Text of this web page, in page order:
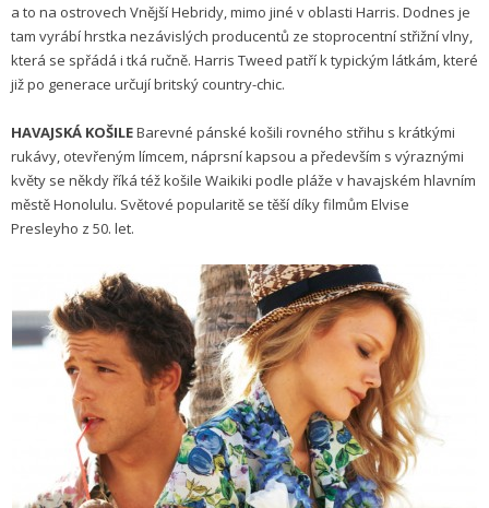
a to na ostrovech Vnější Hebridy, mimo jiné v oblasti Harris. Dodnes je
tam vyrábí hrstka nezávislých producentů ze stoprocentní střižní vlny,
která se spřádá i tká ručně. Harris Tweed patří k typickým látkám, které
již po generace určují britský country-chic.
HAVAJSKÁ KOŠILEBarevné pánské košili rovného střihu s krátkými
rukávy, otevřeným límcem, náprsní kapsou a především s výraznými
květy se někdy říká též košile Waikiki podle pláže v havajském hlavním
městě Honolulu. Světové popularitě se těší díky filmům Elvise
Presleyho z 50. let.